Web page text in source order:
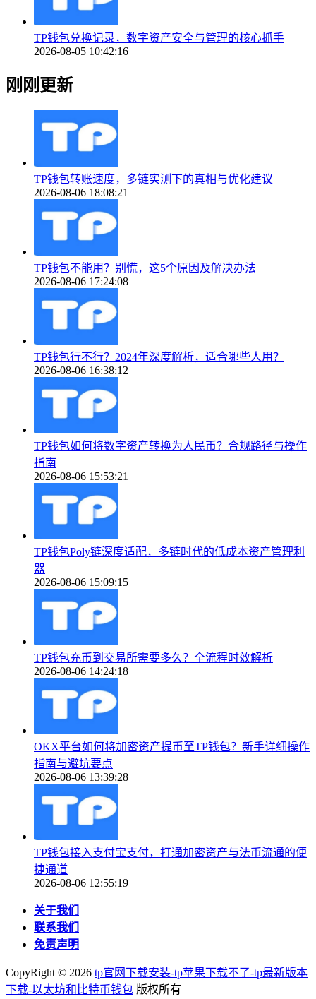
TP钱包兑换记录，数字资产安全与管理的核心抓手
2026-08-05 10:42:16
刚刚更新
TP钱包转账速度，多链实测下的真相与优化建议
2026-08-06 18:08:21
TP钱包不能用？别慌，这5个原因及解决办法
2026-08-06 17:24:08
TP钱包行不行？2024年深度解析，适合哪些人用？
2026-08-06 16:38:12
TP钱包如何将数字资产转换为人民币？合规路径与操作
指南
2026-08-06 15:53:21
TP钱包Poly链深度适配，多链时代的低成本资产管理利
器
2026-08-06 15:09:15
TP钱包充币到交易所需要多久？全流程时效解析
2026-08-06 14:24:18
OKX平台如何将加密资产提币至TP钱包？新手详细操作
指南与避坑要点
2026-08-06 13:39:28
TP钱包接入支付宝支付，打通加密资产与法币流通的便
捷通道
2026-08-06 12:55:19
关于我们
联系我们
免责声明
CopyRight © 2026 tp官网下载安装-tp苹果下载不了-tp最新版本
下载-以太坊和比特币钱包 版权所有